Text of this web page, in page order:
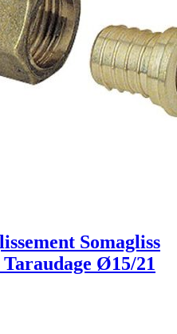
Somagliss
Ø15/21